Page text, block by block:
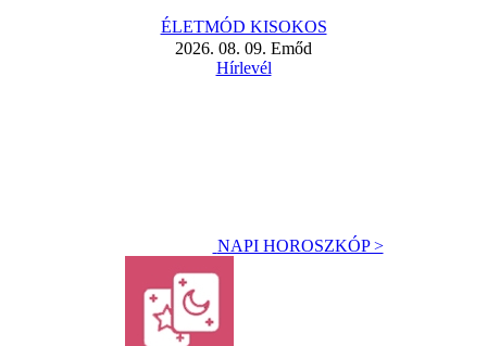
ÉLETMÓD KISOKOS
2026. 08. 09. Emőd
Hírlevél
NAPI HOROSZKÓP >